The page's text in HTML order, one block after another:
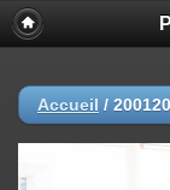
Accueil /